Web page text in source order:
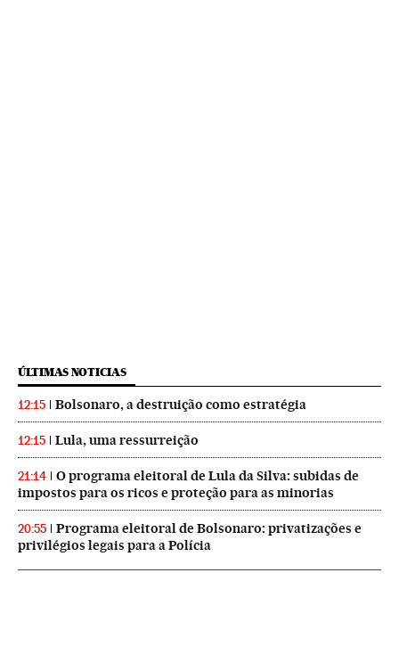
ÚLTIMAS NOTICIAS
12:15 Bolsonaro, a destruição como estratégia
12:15 Lula, uma ressurreição
21:14
O programa eleitoral de Lula da Silva: subidas de
impostos para os ricos e proteção para as minorias
20:55
Programa eleitoral de Bolsonaro: privatizações e
privilégios legais para a Polícia